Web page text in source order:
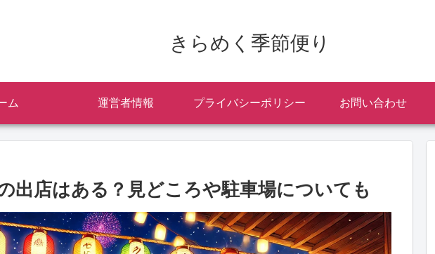
きらめく季節便り
ム 運営者情報 プライバシーポリシー お問い合わせ
出店はある？見どころや駐車場についても